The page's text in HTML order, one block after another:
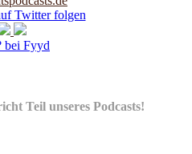
Twitter folgen
bei Fyyd
Teil unseres Podcasts!